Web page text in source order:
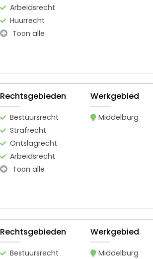
Arbeidsrecht
Huurrecht
Toon alle
Rechtsgebieden
Bestuursrecht
Strafrecht
Ontslagrecht
Arbeidsrecht
Toon alle
Werkgebied
Middelburg
Rechtsgebieden
Bestuursrecht
Werkgebied
Middelburg